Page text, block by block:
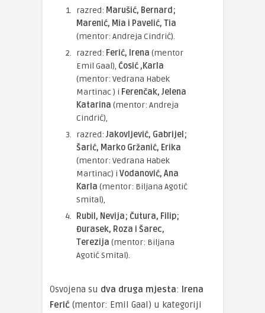
razred: Marušić, Bernard;
Marenić, Mia i Pavelić, Tia
(mentor: Andreja Cindrić).
razred: Ferić, Irena (mentor
Emil Gaal), Ćosić ,Karla
(mentor: Vedrana Habek
Martinac ) i Ferenčak, Jelena
Katarina (mentor: Andreja
Cindrić),
razred: Jakovljević, Gabrijel;
Šarić, Marko Gržanić, Erika
(mentor: Vedrana Habek
Martinac) i Vodanović, Ana
Karla (mentor: Biljana Agotić
Smital),
Rubil, Nevija; Čutura, Filip;
Đurasek, Roza i Šarec,
Terezija (mentor: Biljana
Agotić Smital).
Osvojena su dva druga mjesta: Irena
Ferić (mentor: Emil Gaal) u kategoriji